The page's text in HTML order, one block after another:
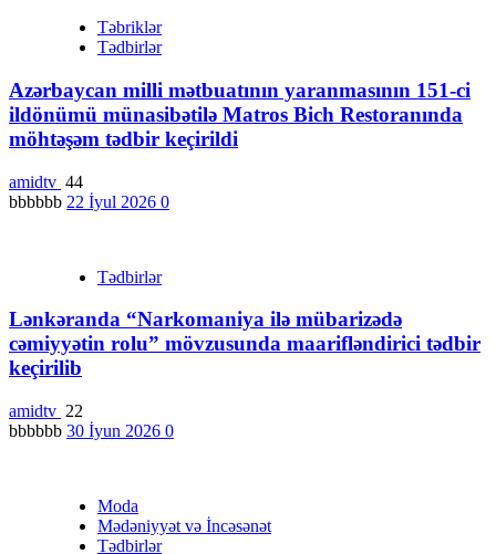
Təbriklər
Tədbirlər
Azərbaycan milli mətbuatının yaranmasının 151-ci
ildönümü münasibətilə Matros Bich Restoranında
möhtəşəm tədbir keçirildi
amidtv 44
bbbbbb 22 İyul 2026 0
Tədbirlər
Lənkəranda “Narkomaniya ilə mübarizədə
cəmiyyətin rolu” mövzusunda maarifləndirici tədbir
keçirilib
amidtv 22
bbbbbb 30 İyun 2026 0
Moda
Mədəniyyət və İncəsənət
Tədbirlər